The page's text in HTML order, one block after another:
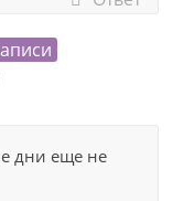
дни еще не